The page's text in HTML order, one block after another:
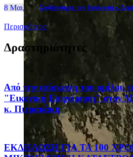
8 Μαι, 26 Συζήτηση με τον βουλευτή κ.
Περισσότερα
Δραστηριότητες
Από την επίσκεψη του ομίλου
"Εικονική Επιχείρηση" στον
κ. Πιερακάκη
ΕΚΔΗΛΩΣΗ ΓΙΑ ΤΑ 100